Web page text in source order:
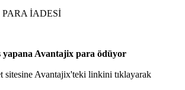
PARA İADESİ
yapana Avantajix para ödüyor
sitesine Avantajix'teki linkini tıklayarak